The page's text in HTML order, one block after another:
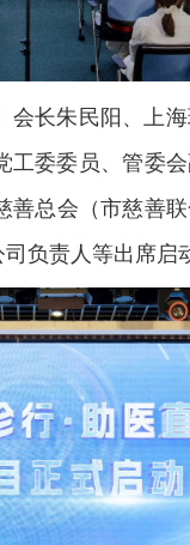
长朱民阳、上
委委员、管委
总会（市慈善
负责人等出席启